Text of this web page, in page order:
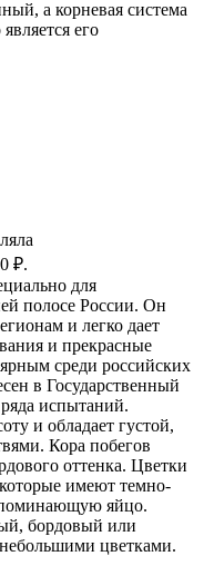
а корневая система
его
₽.
для
полосе России. Он
и легко дает
и прекрасные
среди российских
в Государственный
ряда испытаний.
и обладает густой,
Кора побегов
оттенка. Цветки
имеют темно-
яйцо.
бордовый или
цветками.